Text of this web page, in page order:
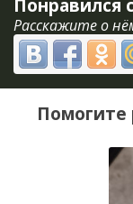
Понравился
Расскажите о
Помогите